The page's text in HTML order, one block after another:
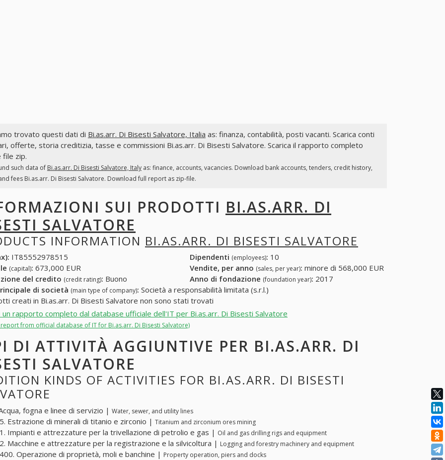
trovato questi dati di Bi.as.arr. Di Bisesti Salvatore, Italia as: finanza, contabilità, posti vacanti. Scarica conti
offerte, storia creditizia, tasse e commissioni Bi.as.arr. Di Bisesti Salvatore. Scarica il rapporto completo
file zip.
such data of Bi.as.arr. Di Bisesti Salvatore, Italyas: finance, accounts, vacancies. Download bank accounts, tenders, credit history,
fees Bi.as.arr. Di Bisesti Salvatore. Download full report as zip-file.
SUI PRODOTTI BI.AS.ARR. DI
SALVATORE
INFORMATION BI.AS.ARR. DI BISESTI SALVATORE
IT85552978515 Dipendenti (employees): 10
(capital): 673,000 EUR Vendite, per anno (sales, per year): minore di 568,000 EUR
del credito (credit rating): Buono Anno di fondazione (foundation year): 2017
di società (main type of company): Società a responsabilità limitata (s.r.l.)
creati in Bi.as.arr. Di Bisesti Salvatore non sono stati trovati
rapporto completo dal database ufficiale dell'IT per Bi.as.arr. Di Bisesti Salvatore
from official database of IT for Bi.as.arr. Di Bisesti Salvatore)
DI ATTIVITÀ AGGIUNTIVE PER BI.AS.ARR. DI
SALVATORE
KINDS OF ACTIVITIES FOR BI.AS.ARR. DI BISESTI
fogna e linee di servizio | Water, sewer, and utility lines
Estrazione di minerali di titanio e zirconio | Titanium and zirconium ores mining
Impianti e attrezzature per la trivellazione di petrolio e gas | Oil and gas drilling rigs and equipment
Macchine e attrezzature per la registrazione e la silvicoltura | Logging and forestry machinery and equipment
Operazione di proprietà, moli e banchine | Property operation, piers and docks